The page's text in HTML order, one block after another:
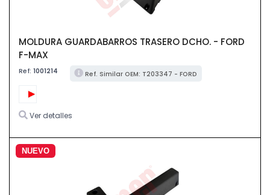
MOLDURA GUARDABARROS TRASERO DCHO. - FORD
F-MAX
Ref: 1001214 Ref. Similar OEM: T203347 - FORD
Ver detalles
NUEVO